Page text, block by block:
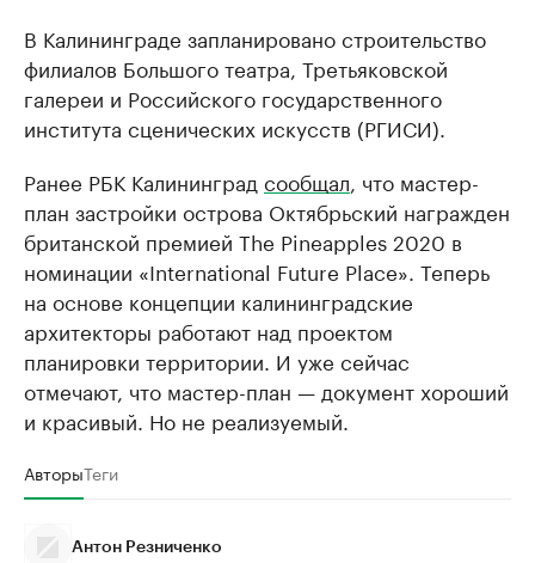
В Калининграде запланировано строительство
филиалов Большого театра, Третьяковской
галереи и Российского государственного
института сценических искусств (РГИСИ).
Ранее РБК Калининград сообщал , что мастер-
план застройки острова Октябрьский награжден
британской премией The Pineapples 2020 в
номинации «International Future Place». Теперь
на основе концепции калининградские
архитекторы работают над проектом
планировки территории. И уже сейчас
отмечают, что мастер-план — документ хороший
и красивый. Но не реализуемый.
АвторыТеги
Антон Резниченко